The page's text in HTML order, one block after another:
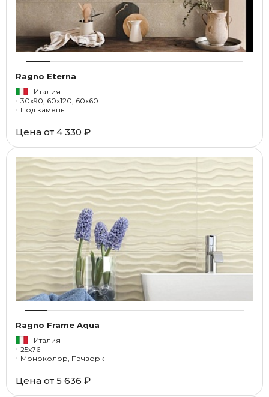
Ragno Eterna
Италия
30x90, 60x120, 60x60
Под камень
Цена от 4 330 ₽
Ragno Frame Aqua
Италия
25x76
Моноколор, Пэчворк
Цена от 5 636 ₽